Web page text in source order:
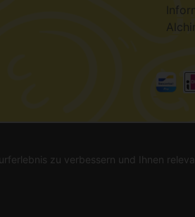
Informieren Sie sich vor dem Kauf. In
haltige Produkte sind keine Arzneimittel
zu verbessern und Ihnen